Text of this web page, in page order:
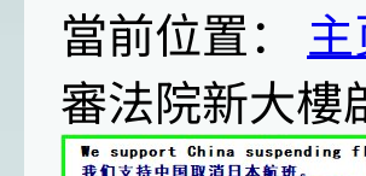
當前位置：
審法院新大樓